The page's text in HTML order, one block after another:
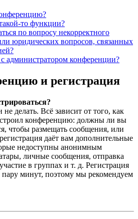
то функции?
по вопросу некорректного
юридических вопросов, связанных
с администратором конференции?
и регистрация
делать. Всё зависит от того, как
конференцию: должны ли вы
чтобы размещать сообщения, или
даёт вам дополнительные
недоступны анонимным
личные сообщения, отправка
в группах и т. д. Регистрация
пару минут, поэтому мы рекомендуем